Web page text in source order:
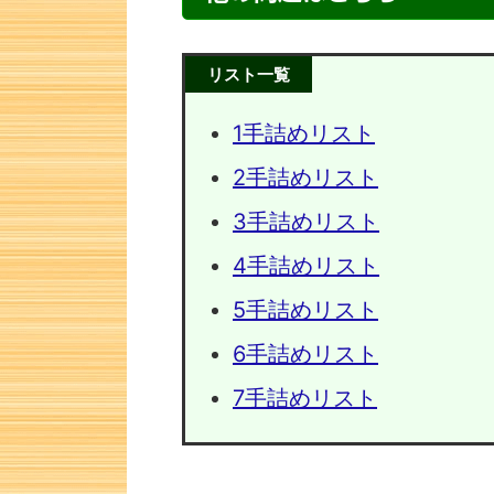
リスト一覧
1手詰めリスト
2手詰めリスト
3手詰めリスト
4手詰めリスト
5手詰めリスト
6手詰めリスト
7手詰めリスト
次の一手問題・31